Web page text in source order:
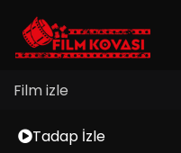
Film izle
Tadap İzle